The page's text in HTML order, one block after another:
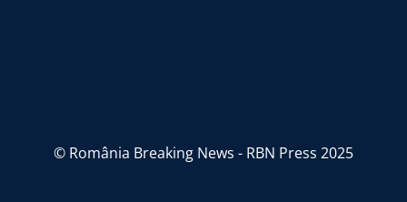
© România Breaking News - RBN Press 2025